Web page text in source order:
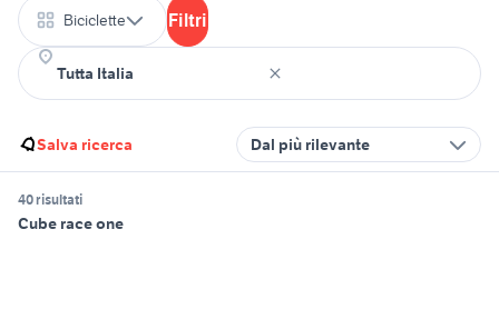
Biciclette Filtri
Salva ricerca Dal più rilevante
40 risultati
Cube race one